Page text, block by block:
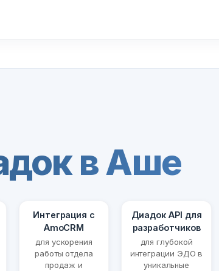
в Аше
Интеграция с
AmoCRM
для ускорения
работы отдела
продаж и
Диадок API для
разработчиков
для глубокой
интеграции ЭДО в
уникальные